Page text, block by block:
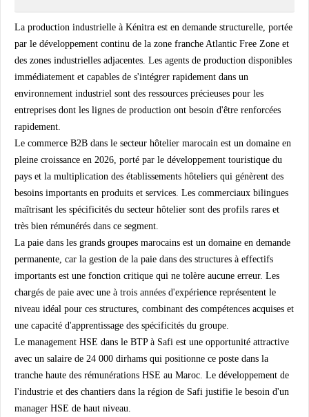
La production industrielle à Kénitra est en demande structurelle, portée
par le développement continu de la zone franche Atlantic Free Zone et
des zones industrielles adjacentes. Les agents de production disponibles
immédiatement et capables de s'intégrer rapidement dans un
environnement industriel sont des ressources précieuses pour les
entreprises dont les lignes de production ont besoin d'être renforcées
rapidement.
Le commerce B2B dans le secteur hôtelier marocain est un domaine en
pleine croissance en 2026, porté par le développement touristique du
pays et la multiplication des établissements hôteliers qui génèrent des
besoins importants en produits et services. Les commerciaux bilingues
maîtrisant les spécificités du secteur hôtelier sont des profils rares et
très bien rémunérés dans ce segment.
La paie dans les grands groupes marocains est un domaine en demande
permanente, car la gestion de la paie dans des structures à effectifs
importants est une fonction critique qui ne tolère aucune erreur. Les
chargés de paie avec une à trois années d'expérience représentent le
niveau idéal pour ces structures, combinant des compétences acquises et
une capacité d'apprentissage des spécificités du groupe.
Le management HSE dans le BTP à Safi est une opportunité attractive
avec un salaire de 24 000 dirhams qui positionne ce poste dans la
tranche haute des rémunérations HSE au Maroc. Le développement de
l'industrie et des chantiers dans la région de Safi justifie le besoin d'un
manager HSE de haut niveau.